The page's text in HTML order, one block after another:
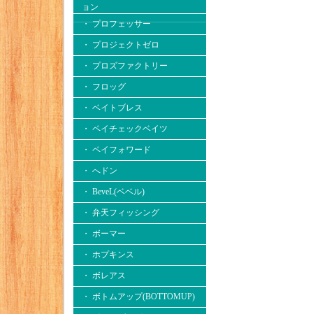
ョン
・ プロフェッサー
・ プロジェクトゼロ
・ プロズファクトリー
・ フロッグ
・ ベイトブレス
・ ペイチェックベイツ
・ ペイフォワード
・ へドン
・ BeveL(ベベル)
・ 弁天フィッシング
・ ボーマー
・ ホプキンス
・ ボレアス
・ ボトムアップ(BOTTOMUP)